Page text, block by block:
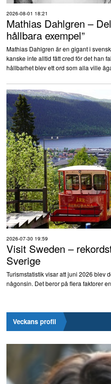
2026-08-01 18:21
Mathias Dahlgren –
hållbara exempel”
Mathias Dahlgren är en gigant i
kanske inte alltid fått cred för det han
hållbarhet blev ett ord som alla ville
2026-07-30 19:59
Visit Sweden –
Sverige
Turismstatistik visar att juni 2026 blev
någonsin. Det beror på flera faktorer
Veckans profil